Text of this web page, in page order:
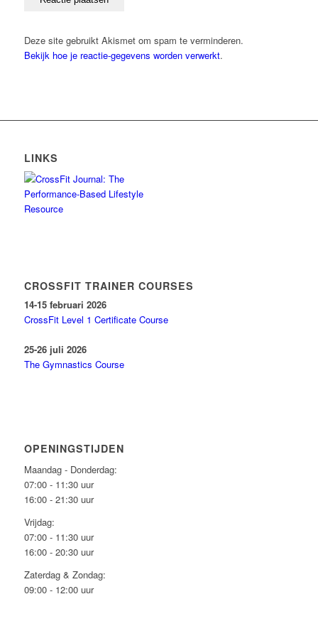
Deze site gebruikt Akismet om spam te verminderen.
Bekijk hoe je reactie-gegevens worden verwerkt.
LINKS
CROSSFIT TRAINER COURSES
14-15 februari 2026
CrossFit Level 1 Certificate Course
25-26 juli 2026
The Gymnastics Course
OPENINGSTIJDEN
Maandag - Donderdag:
07:00 - 11:30 uur
16:00 - 21:30 uur
Vrijdag:
07:00 - 11:30 uur
16:00 - 20:30 uur
Zaterdag & Zondag:
09:00 - 12:00 uur